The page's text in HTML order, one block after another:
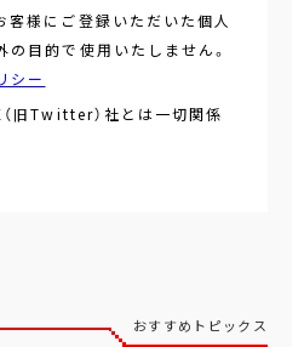
客様にご登録いただいた個人
の目的で使用いたしません。
シー
旧Twitter）社とは一切関係
おすすめトピックス